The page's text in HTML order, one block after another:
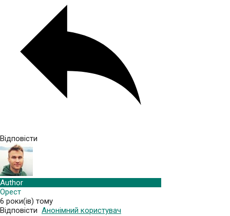
Відповісти
Author
Орест
6 роки(ів) тому
Відповісти Анонімний користувач